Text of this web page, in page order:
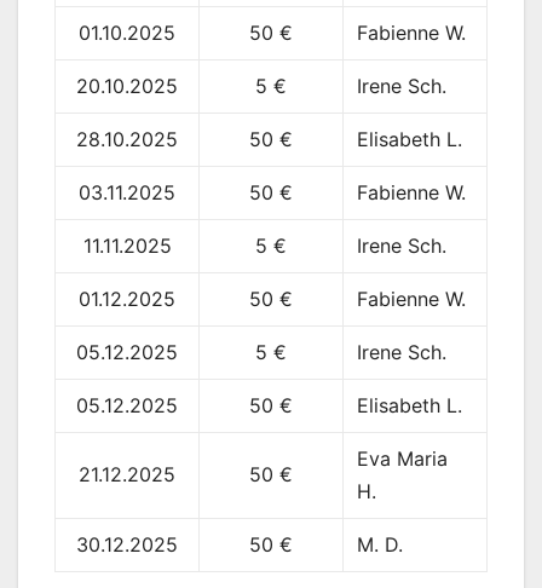
01.10.2025 50 € Fabienne W.
20.10.2025 5 € Irene Sch.
28.10.2025 50 € Elisabeth L.
03.11.2025 50 € Fabienne W.
11.11.2025 5 € Irene Sch.
01.12.2025 50 € Fabienne W.
05.12.2025 5 € Irene Sch.
05.12.2025 50 € Elisabeth L.
21.12.2025 50 €
Eva Maria
H.
30.12.2025 50 € M. D.